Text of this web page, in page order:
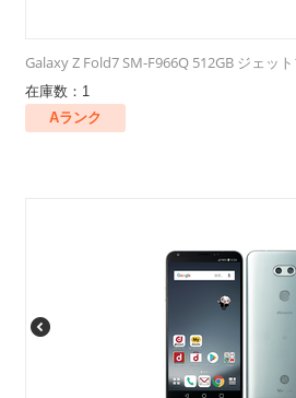
Galaxy Z Fold7 SM-F966Q 512GB ジェッ
在庫数：1
Aランク